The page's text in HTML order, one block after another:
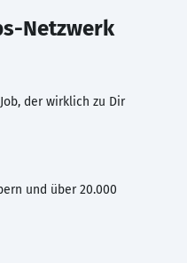
Netzwerk
der wirklich zu Dir
und über 20.000